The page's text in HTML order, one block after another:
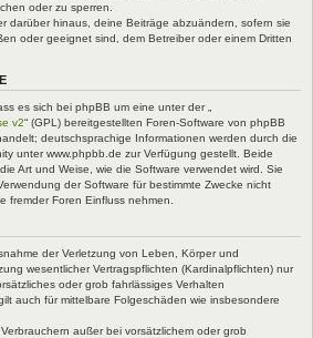
oder zu sperren.
darüber hinaus, deine Beiträge abzuändern, sofern sie
oder geeignet sind, dem Betreiber oder einem Dritten
es sich bei phpBB um eine unter der „
v2“ (GPL) bereitgestellten Foren-Software von phpBB
deutschsprachige Informationen werden durch die
unter www.phpbb.de zur Verfügung gestellt. Beide
Art und Weise, wie die Software verwendet wird. Sie
der Software für bestimmte Zwecke nicht
fremder Foren Einfluss nehmen.
der Verletzung von Leben, Körper und
wesentlicher Vertragspflichten (Kardinalpflichten) nur
oder grob fahrlässiges Verhalten
auch für mittelbare Folgeschäden wie insbesondere
außer bei vorsätzlichem oder grob